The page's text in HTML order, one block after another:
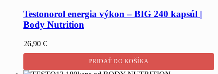
Testonorol energia výkon – BIG 240 kapsúl |
Body Nutrition
26,90 €
PRIDAŤ DO KOŠÍKA